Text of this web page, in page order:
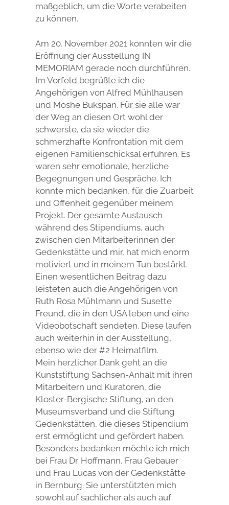
maßgeblich, um die Worte verabeiten
zu können.
Am 20. November 2021 konnten wir die
Eröffnung der Ausstellung IN
MEMORIAM gerade noch durchführen.
Im Vorfeld begrüßte ich die
Angehörigen von Alfred Mühlhausen
und Moshe Bukspan. Für sie alle war
der Weg an diesen Ort wohl der
schwerste, da sie wieder die
schmerzhafte Konfrontation mit dem
eigenen Familienschicksal erfuhren. Es
waren sehr emotionale, herzliche
Begegnungen und Gespräche. Ich
konnte mich bedanken, für die Zuarbeit
und Offenheit gegenüber meinem
Projekt. Der gesamte Austausch
während des Stipendiums, auch
zwischen den Mitarbeiterinnen der
Gedenkstätte und mir, hat mich enorm
motiviert und in meinem Tun bestärkt.
Einen wesentlichen Beitrag dazu
leisteten auch die Angehörigen von
Ruth Rosa Mühlmann und Susette
Freund, die in den USA leben und eine
Videobotschaft sendeten. Diese laufen
auch weiterhin in der Ausstellung,
ebenso wie der #2 Heimatfilm.
Mein herzlicher Dank geht an die
Kunststiftung Sachsen-Anhalt mit ihren
Mitarbeitern und Kuratoren, die
Kloster-Bergische Stiftung, an den
Museumsverband und die Stiftung
Gedenkstätten, die dieses Stipendium
erst ermöglicht und gefördert haben.
Besonders bedanken möchte ich mich
bei Frau Dr. Hoffmann, Frau Gebauer
und Frau Lucas von der Gedenkstätte
in Bernburg. Sie unterstützten mich
sowohl auf sachlicher als auch auf